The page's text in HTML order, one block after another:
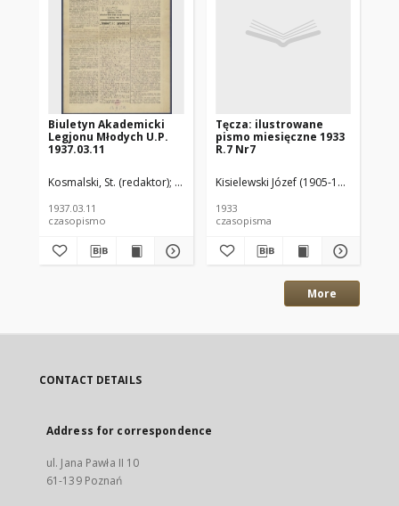
Biuletyn Akademicki
Legjonu Młodych U.P.
1937.03.11
Kosmalski, St. (redaktor) Oddział Uniwersytetu Poznańskiego
1937.03.11
czasopismo
Tęcza: ilustrowane
pismo miesięczne 1933
R.7 Nr7
Kisielewski Józef (1905-1966)(Red.)
1933
czasopisma
More
CONTACT DETAILS
Address for correspondence
ul. Jana Pawła II 10
61-139 Poznań